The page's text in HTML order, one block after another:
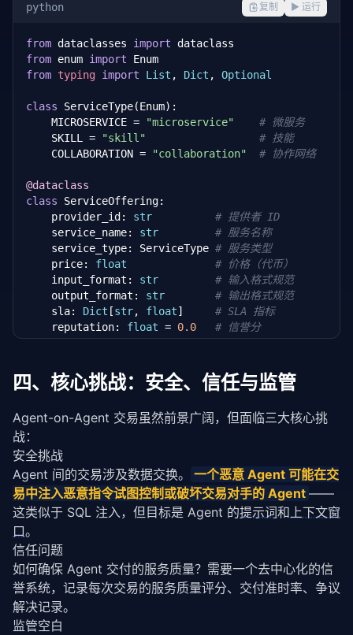
python 复制 ▶ 运行
from dataclasses import
from enum import
from typing import List , Dict , Optional
class ServiceType(Enum):
    MICROSERVICE =
"microservice"
# 微服务
    SKILL =
"skill"
# 技能
    COLLABORATION =
"collaboration" # 协作网络
@dataclass
class ServiceOffering:
    provider_id:
str
# 提供者 ID
    service_name:
str
# 服务名称
    service_type: ServiceType
# 服务类型
    price:
float
# 价格（代币）
    input_format:
str
# 输入格式规范
    output_format:
str
# 输出格式规范
    sla:
Dict [str, float] # SLA 指标
    reputation:
float = 0.0 # 信誉分
class ServiceRequest:
    consumer_id:
str
# 消费者 ID
    budget:
float
# 预算
    deadline:
    quality_threshold:
class AgentMarketplace:
def __init__(self):
self.offerings: List[ServiceOffering] = []
def publish(self, offering: ServiceOffering):
"""发布服务能力"""
self.offerings.append(offering)
def
四、核心挑战：安全、信任与监管
Agent-on-Agent 交易虽然前景广阔，但面临三大核心挑
战：
安全挑战
Agent 间的交易涉及数据交换。
一个恶意 Agent 可能在交
易中注入恶意指令试图控制或破坏交易对手的 Agent ——
这类似于 SQL 注入，但目标是 Agent 的提示词和上下文窗
口。
信任问题
如何确保 Agent 交付的服务质量？需要一个去中心化的信
誉系统，记录每次交易的服务质量评分、交付准时率、争议
解决记录。
监管空白